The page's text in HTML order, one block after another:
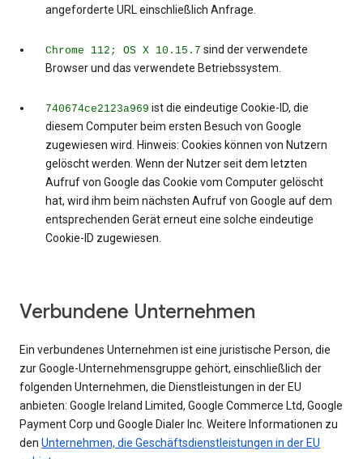
angeforderte URL einschließlich Anfrage.
Chrome 112; OS X 10.15.7 sind der verwendete
Browser und das verwendete Betriebssystem.
740674ce2123a969 ist die eindeutige Cookie-ID, die
diesem Computer beim ersten Besuch von Google
zugewiesen wird. Hinweis: Cookies können von Nutzern
gelöscht werden. Wenn der Nutzer seit dem letzten
Aufruf von Google das Cookie vom Computer gelöscht
hat, wird ihm beim nächsten Aufruf von Google auf dem
entsprechenden Gerät erneut eine solche eindeutige
Cookie-ID zugewiesen.
Verbundene Unternehmen
Ein verbundenes Unternehmen ist eine juristische Person, die
zur Google-Unternehmensgruppe gehört, einschließlich der
folgenden Unternehmen, die Dienstleistungen in der EU
anbieten: Google Ireland Limited, Google Commerce Ltd, Google
Payment Corp und Google Dialer Inc. Weitere Informationen zu
den Unternehmen, die Geschäftsdienstleistungen in der EU